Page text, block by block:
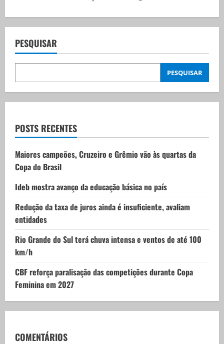
n
a
v
i
g
a
t
i
o
n
PESQUISAR
PESQUISAR
POSTS RECENTES
Maiores campeões, Cruzeiro e Grêmio vão às quartas da
Copa do Brasil
Ideb mostra avanço da educação básica no país
Redução da taxa de juros ainda é insuficiente, avaliam
entidades
Rio Grande do Sul terá chuva intensa e ventos de até 100
km/h
CBF reforça paralisação das competições durante Copa
Feminina em 2027
COMENTÁRIOS